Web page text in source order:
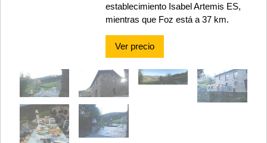
establecimiento Isabel Artemis ES,
mientras que Foz está a 37 km.
Ver precio